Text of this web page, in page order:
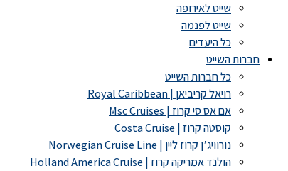
שייט לאירופה
שייט לפנמה
כל היעדים
חברות השייט
כל חברות השייט
רויאל קריביאן | Royal Caribbean
אם אס סי קרוז | Msc Cruises
קוסטה קרוז | Costa Cruise
נורוויג’ן קרוז ליין | Norwegian Cruise Line
הולנד אמריקה קרוז | Holland America Cruise